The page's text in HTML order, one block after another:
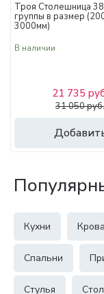
Троя Столешница
группы в размер
3000мм)
В наличии
21 735
31 050 руб.
Кухни
Спальни
Стулья